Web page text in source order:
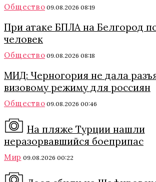
Общество 09.08.2026 08:19
При атаке БПЛА на Белгород
человек
Общество 09.08.2026 08:18
МИД: Черногория не дала
визовому режиму для россиян
Общество 09.08.2026 00:46
На пляже Турции нашли
неразорвавшийся боеприпас
Мир 09.08.2026 00:22